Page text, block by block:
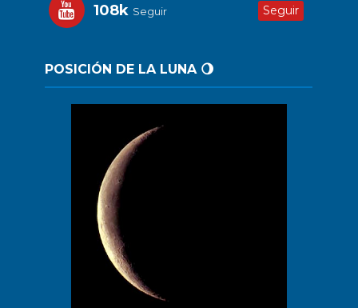
108k Seguir Seguir
POSICIÓN DE LA LUNA 🌖